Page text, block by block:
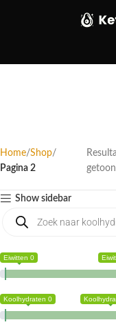
Home Shop
Pagina 2
Show sidebar
Eiwitten 0
Koolhydraten 0